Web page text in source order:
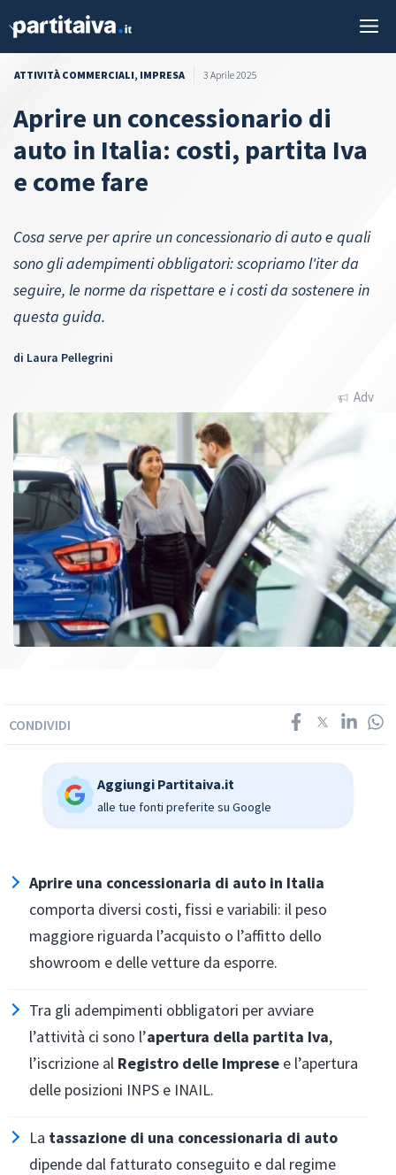
contenuto
ATTIVITÀ COMMERCIALI, IMPRESA 3 Aprile 2025
Aprire un concessionario di
auto in Italia: costi, partita Iva
e come fare
Cosa serve per aprire un concessionario di auto e quali
sono gli adempimenti obbligatori: scopriamo l'iter da
seguire, le norme da rispettare e i costi da sostenere in
questa guida.
di Laura Pellegrini
Adv
CONDIVIDI
Aggiungi Partitaiva.it
alle tue fonti preferite su Google
Aprire una concessionaria di auto in Italia
comporta diversi costi, fissi e variabili: il peso
maggiore riguarda l’acquisto o l’affitto dello
showroom e delle vetture da esporre.
Tra gli adempimenti obbligatori per avviare
l’attività ci sono l’apertura della partita Iva,
l’iscrizione al Registro delle Imprese e l’apertura
delle posizioni INPS e INAIL.
La tassazione di una concessionaria di auto
dipende dal fatturato conseguito e dal regime